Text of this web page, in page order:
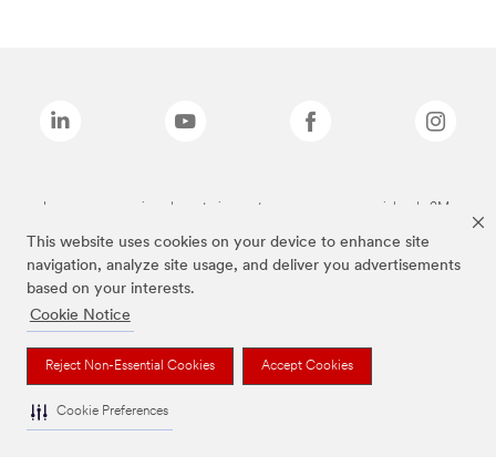
This website uses cookies on your device to enhance site
navigation, analyze site usage, and deliver you advertisements
based on your interests.
Cookie Notice
Reject Non-Essential Cookies Accept Cookies
Cookie Preferences
Las marcas mencionadas anteriormente son marcas comerciales de 3M.